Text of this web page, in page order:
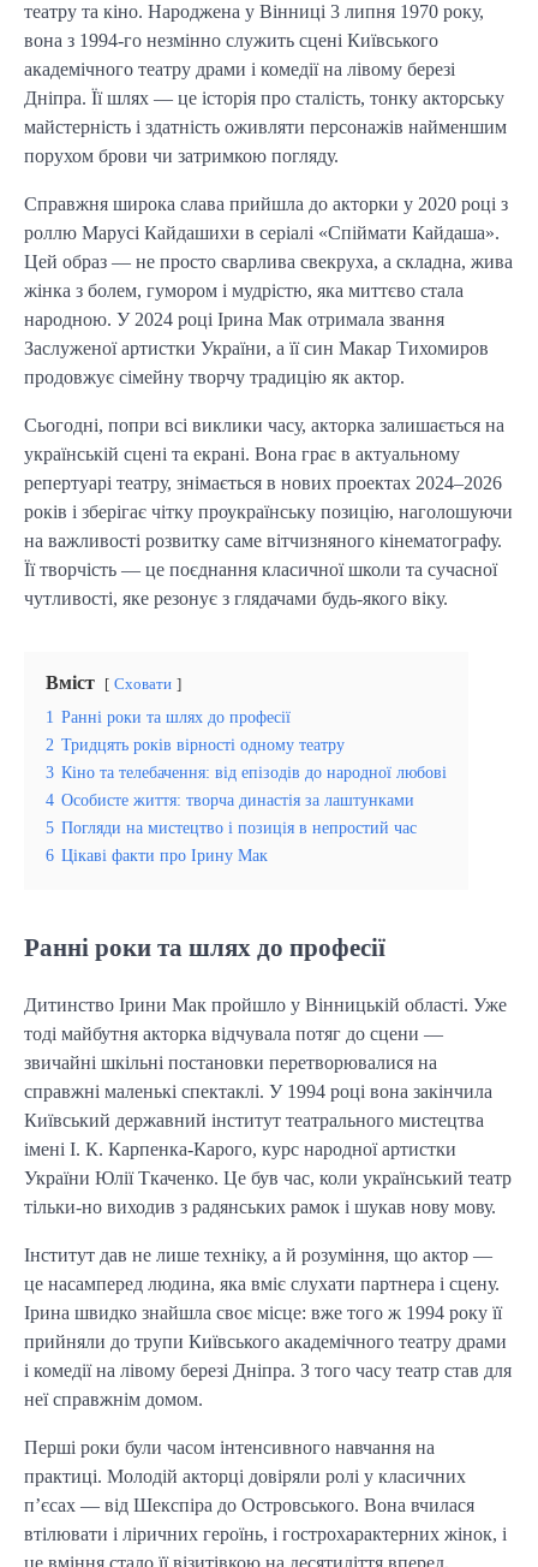
театру та кіно. Народжена у Вінниці 3 липня 1970 року,
вона з 1994-го незмінно служить сцені Київського
академічного театру драми і комедії на лівому березі
Дніпра. Її шлях — це історія про сталість, тонку акторську
майстерність і здатність оживляти персонажів найменшим
порухом брови чи затримкою погляду.
Справжня широка слава прийшла до акторки у 2020 році з
роллю Марусі Кайдашихи в серіалі «Спіймати Кайдаша».
Цей образ — не просто сварлива свекруха, а складна, жива
жінка з болем, гумором і мудрістю, яка миттєво стала
народною. У 2024 році Ірина Мак отримала звання
Заслуженої артистки України, а її син Макар Тихомиров
продовжує сімейну творчу традицію як актор.
Сьогодні, попри всі виклики часу, акторка залишається на
українській сцені та екрані. Вона грає в актуальному
репертуарі театру, знімається в нових проектах 2024–2026
років і зберігає чітку проукраїнську позицію, наголошуючи
на важливості розвитку саме вітчизняного кінематографу.
Її творчість — це поєднання класичної школи та сучасної
чутливості, яке резонує з глядачами будь-якого віку.
Вміст Сховати
1 Ранні роки та шлях до професії
2 Тридцять років вірності одному театру
3 Кіно та телебачення: від епізодів до народної любові
4 Особисте життя: творча династія за лаштунками
5 Погляди на мистецтво і позиція в непростий час
6 Цікаві факти про Ірину Мак
Ранні роки та шлях до професії
Дитинство Ірини Мак пройшло у Вінницькій області. Уже
тоді майбутня акторка відчувала потяг до сцени —
звичайні шкільні постановки перетворювалися на
справжні маленькі спектаклі. У 1994 році вона закінчила
Київський державний інститут театрального мистецтва
імені І. К. Карпенка-Карого, курс народної артистки
України Юлії Ткаченко. Це був час, коли український театр
тільки-но виходив з радянських рамок і шукав нову мову.
Інститут дав не лише техніку, а й розуміння, що актор —
це насамперед людина, яка вміє слухати партнера і сцену.
Ірина швидко знайшла своє місце: вже того ж 1994 року її
прийняли до трупи Київського академічного театру драми
і комедії на лівому березі Дніпра. З того часу театр став для
неї справжнім домом.
Перші роки були часом інтенсивного навчання на
практиці. Молодій акторці довіряли ролі у класичних
п’єсах — від Шекспіра до Островського. Вона вчилася
втілювати і ліричних героїнь, і гострохарактерних жінок, і
це вміння стало її візитівкою на десятиліття вперед.